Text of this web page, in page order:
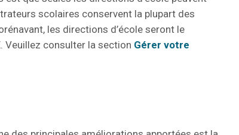
scolaires conservent la plupart des
les directions d’école seront le
Veuillez consulter la section Gérer votre